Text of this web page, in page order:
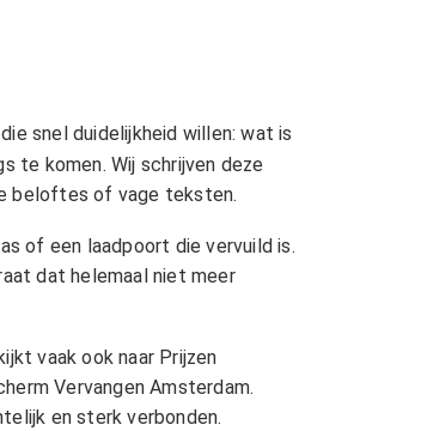
snel duidelijkheid willen: wat is
te komen. Wij schrijven deze
beloftes of vage teksten.
of een laadpoort die vervuild is.
dat helemaal niet meer
vaak ook naar Prijzen
Vervangen Amsterdam.
en sterk verbonden.